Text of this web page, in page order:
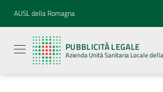
Vai al contenuto
Vai alla navigazione
Vai al footer
AUSL della Romagna
PUBBLICITÀ LEGALE
Azienda Unità Sanitaria Locale
legale
Azienda
Unità
Locale della